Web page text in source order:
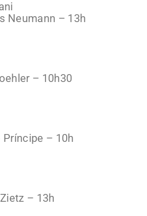
Neumann – 13h
– 10h30
Príncipe – 10h
– 13h